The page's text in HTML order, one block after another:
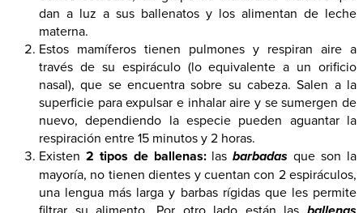
dan a luz a sus ballenatos y los alimentan de leche
materna.
Estos mamíferos tienen pulmones y respiran aire a
través de su espiráculo (lo equivalente a un orificio
nasal), que se encuentra sobre su cabeza. Salen a la
superficie para expulsar e inhalar aire y se sumergen de
nuevo, dependiendo la especie pueden aguantar la
respiración entre 15 minutos y 2 horas.
Existen 2 tipos de ballenas: las barbadas que son la
mayoría, no tienen dientes y cuentan con 2 espiráculos,
una lengua más larga y barbas rígidas que les permite